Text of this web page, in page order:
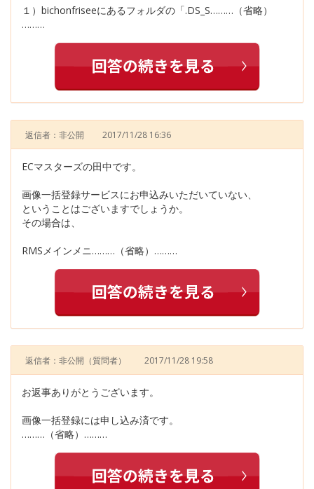
１）bichonfriseeにあるフォルダの「.DS_S………（省略）
………
返信者：非公開 2017/11/28 16:36
ECマスターズの田中です。
画像一括登録サービスにお申込みいただいていない、
ということはございますでしょうか。
その場合は、
RMSメインメニ………（省略）………
返信者：非公開 （質問者） 2017/11/28 19:58
お返事ありがとうございます。
画像一括登録には申し込み済です。
………（省略）………